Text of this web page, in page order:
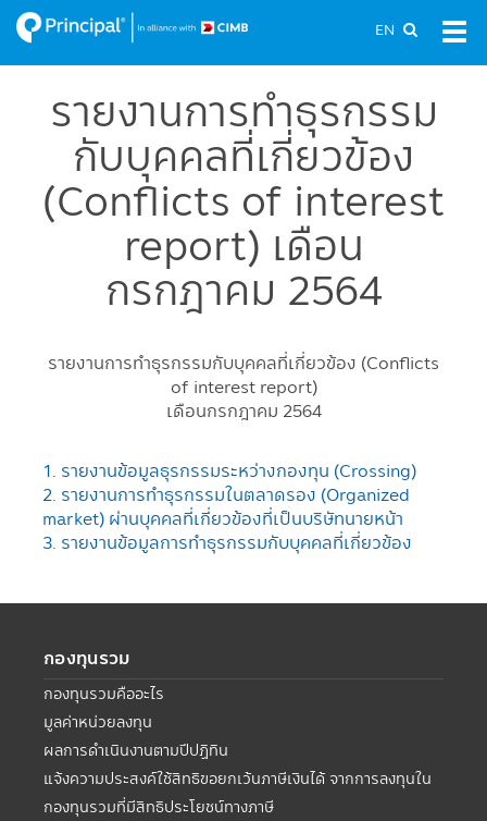
Skip
to
main
EN
รายงานการทำธุรกรรม
กับบุคคลที่เกี่ยวข้อง
(Conflicts of interest
report) เดือน
กรกฎาคม 2564
รายงานการทำธุรกรรมกับบุคคลที่เกี่ยวข้อง (Conflicts
of interest report)
เดือนกรกฎาคม 2564
1. รายงานข้อมูลธุรกรรมระหว่างกองทุน (Crossing)
2. รายงานการทำธุรกรรมในตลาดรอง (Organized
market) ผ่านบุคคลที่เกี่ยวข้องที่เป็นบริษัทนายหน้า
3. รายงานข้อมูลการทำธุรกรรมกับบุคคลที่เกี่ยวข้อง
กองทุนรวม
กองทุนรวมคืออะไร
มูลค่าหน่วยลงทุน
ผลการดำเนินงานตามปีปฏิทิน
แจ้งความประสงค์ใช้สิทธิขอยกเว้นภาษีเงินได้ จากการลงทุนใน
กองทุนรวมที่มีสิทธิประโยชน์ทางภาษี